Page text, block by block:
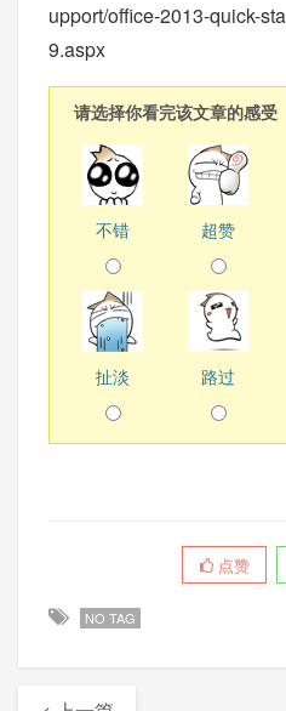
upport/office-2013-quick-
9.aspx
请选择你看完该文章的感受
不错 超赞
扯淡 路过
点赞
NO TAG